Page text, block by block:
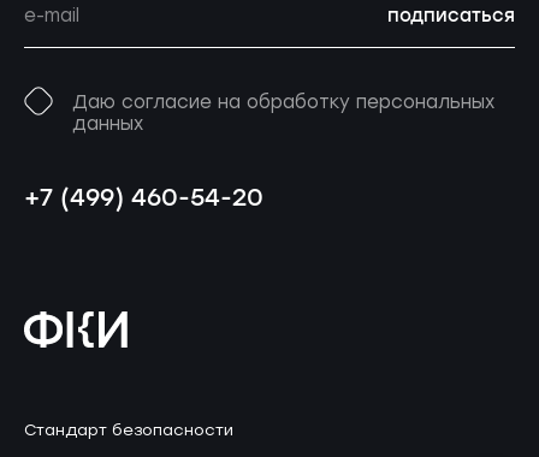
подписаться
Даю согласие на обработку персональных
данных
+7 (499) 460-54-20
Стандарт безопасности